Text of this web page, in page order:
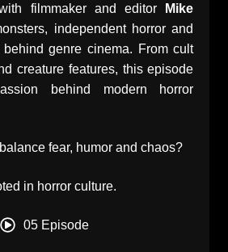
filmmaker and editor
Mike
independent horror and
genre cinema. From cult
creature features, this episode
behind modern horror
fear, humor and chaos?
in horror culture.
05 Episode